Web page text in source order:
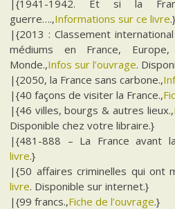
|{1941-1942. Et si la
guerre….,Informations sur ce livre.}
|{2013 : Classement
médiums en France,
Monde.,Infos sur l’ouvrage.
|{2050, la France sans carbone.,
|{40 façons de visiter la France.,
|{46 villes, bourgs & autres lieux.,
Disponible chez votre libraire.}
|{481-888 – La France avant
livre.}
|{50 affaires criminelles qui ont
livre. Disponible sur internet.}
|{99 francs.,Fiche de l’ouvrage.}